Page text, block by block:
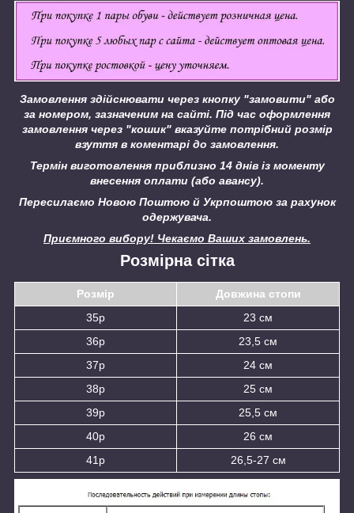
Замовлення здійснювати через кнопку "замовити" або
за номером, зазначеним на сайті. Під час оформлення
замовлення через "кошик" вказуйте потрібний розмір
взуття в коментарі до замовлення.
Термін виготовлення приблизно 14 днів із моменту
внесення оплати (або авансу).
Пересилаємо Новою Поштою й Укрпоштою за рахунок
одержувача.
Приємного вибору! Чекаємо Ваших замовлень.
Розмірна сітка
Розмір
Довжина стопи
35р
23 см
36р
23,5 см
37р
24 см
38р
25 см
39р
25,5 см
40р
26 см
41р
26,5-27 см